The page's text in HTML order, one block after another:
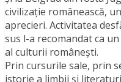
civilizaţie românească,
aprecieri. Activitatea
sus l-a recomandat ca
al culturii româneşti.
Prin cursurile sale, prin
istorie a limbii şi